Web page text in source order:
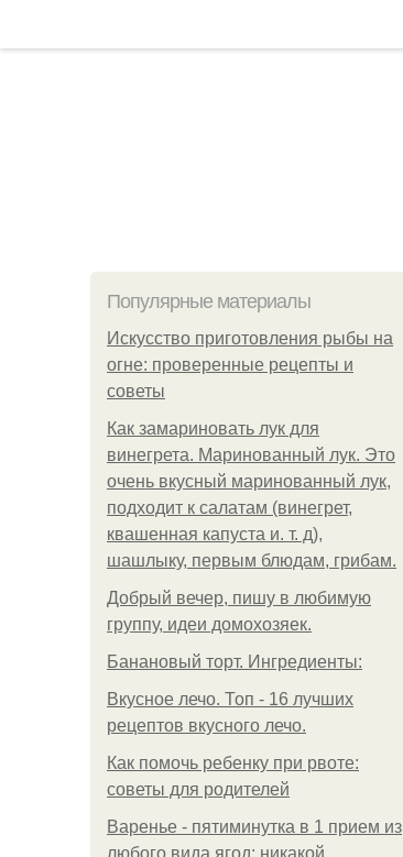
Популярные материалы
Искусство приготовления рыбы на
огне: проверенные рецепты и
советы
Как замариновать лук для
винегрета. Маринованный лук. Это
очень вкусный маринованный лук,
подходит к салатам (винегрет,
квашенная капуста и. т. д),
шашлыку, первым блюдам, грибам.
Добрый вечер, пишу в любимую
группу, идеи домохозяек.
Банановый торт. Ингредиенты:
Вкусное лечо. Топ - 16 лучших
рецептов вкусного лечо.
Как помочь ребенку при рвоте:
советы для родителей
Варенье - пятиминутка в 1 прием из
любого вида ягод: никакой